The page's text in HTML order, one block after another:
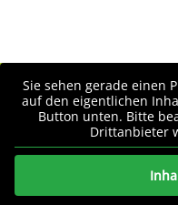
Sie sehen gerade einen
auf den eigentlichen
Button unten. Bitte
Drittanbieter